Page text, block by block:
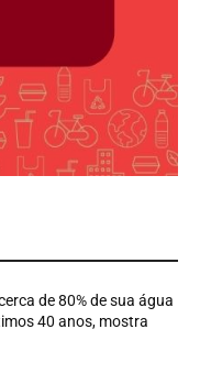
de 80% de sua água
40 anos, mostra